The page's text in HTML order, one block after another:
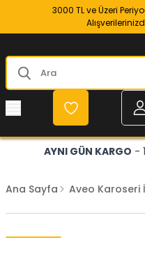
3000 TL ve Üzeri
AYNI GÜN KARGO -
Ana Sayfa Aveo Karoseri